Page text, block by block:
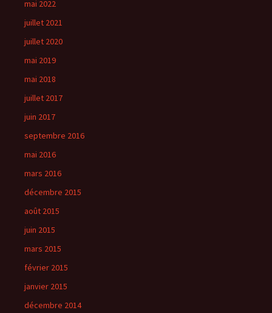
mai 2022
juillet 2021
juillet 2020
mai 2019
mai 2018
juillet 2017
juin 2017
septembre 2016
mai 2016
mars 2016
décembre 2015
août 2015
juin 2015
mars 2015
février 2015
janvier 2015
décembre 2014